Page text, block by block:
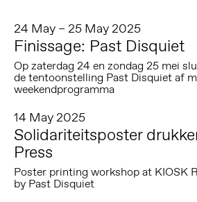
24 May – 25 May 2025
Finissage: Past Disquiet
Op zaterdag 24 en zondag 25 mei
de tentoonstelling Past Disquiet af
weekendprogramma
14 May 2025
Solidariteitsposter
Press
Poster printing workshop at KIOSK
by Past Disquiet